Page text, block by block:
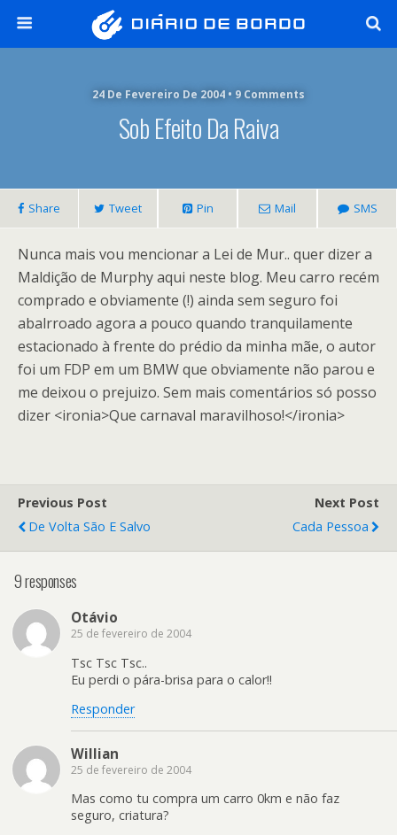
24 De Fevereiro De 2004 • 9 Comments
Sob Efeito Da Raiva
Share Tweet Pin Mail SMS
Nunca mais vou mencionar a Lei de Mur.. quer dizer a
Maldição de Murphy aqui neste blog. Meu carro recém
comprado e obviamente (!) ainda sem seguro foi
abalrroado agora a pouco quando tranquilamente
estacionado à frente do prédio da minha mãe, o autor
foi um FDP em um BMW que obviamente não parou e
me deixou o prejuizo. Sem mais comentários só posso
dizer <ironia>Que carnaval maravilhoso!</ironia>
Previous Post
De Volta São E Salvo
Next Post
Cada Pessoa
9 responses
Otávio
25 de fevereiro de 2004
Tsc Tsc Tsc..
Eu perdi o pára-brisa para o calor!!
Responder
Willian
25 de fevereiro de 2004
Mas como tu compra um carro 0km e não faz
seguro, criatura?